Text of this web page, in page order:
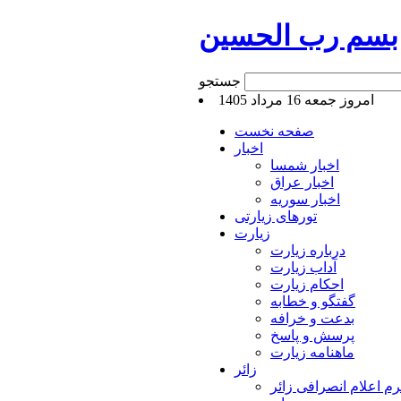
بسم رب الحسین
امروز جمعه 16 مرداد 1405
صفحه نخست
اخبار
اخبار شمسا
اخبار عراق
اخبار سوریه
تورهای زیارتی
زیارت
درباره زیارت
آداب زیارت
احکام زیارت
گفتگو و خطابه
بدعت و خرافه
پرسش و پاسخ
ماهنامه زیارت
زائر
اعلام انصرافی زائر